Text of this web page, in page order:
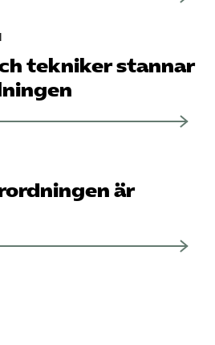
tekniker stannar
är